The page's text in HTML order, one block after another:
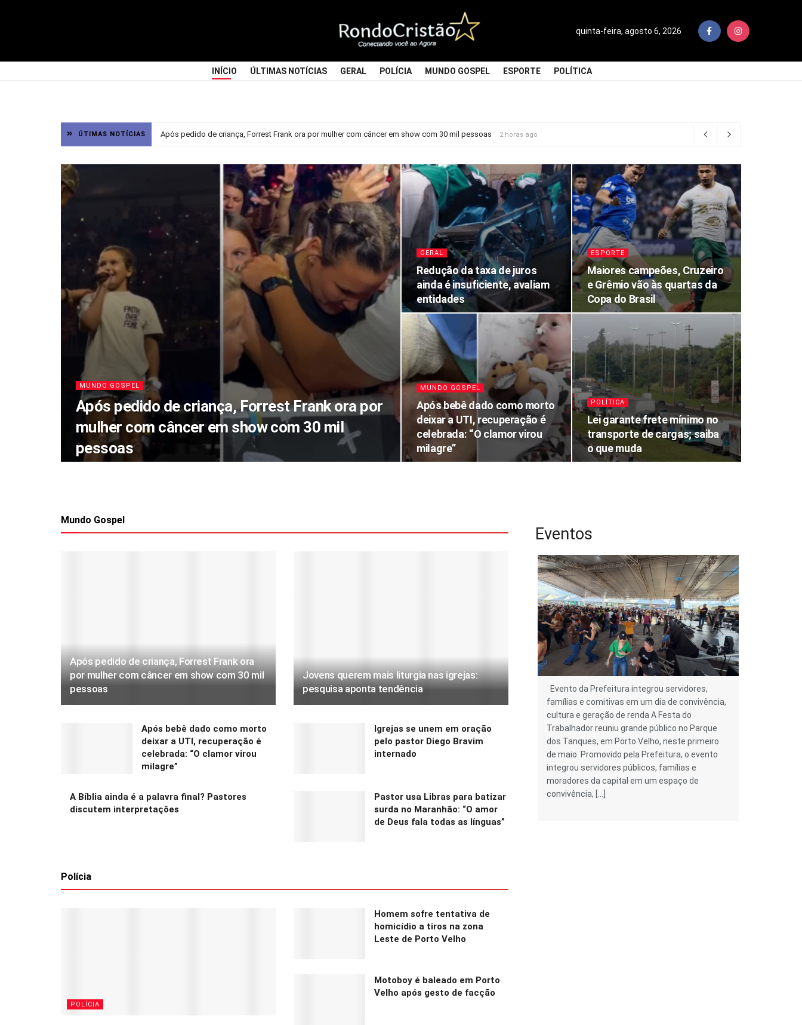
Rondocristao
quinta-feira, agosto 6, 2026
INÍCIO ÚLTIMAS NOTÍCIAS GERAL POLÍCIA MUNDO GOSPEL ESPORTE POLÍTICA
ÚTIMAS NOTÍCIAS Após pedido de criança, Forrest Frank ora por mulher com câncer em show com 30 mil pessoas 2 horas ago
MUNDO GOSPEL
Após pedido de criança, Forrest Frank ora por
mulher com câncer em show com 30 mil
pessoas
GERAL
Redução da taxa de juros
ainda é insuficiente, avaliam
entidades
ESPORTE
Maiores campeões, Cruzeiro
e Grêmio vão às quartas da
Copa do Brasil
MUNDO GOSPEL
Após bebê dado como morto
deixar a UTI, recuperação é
celebrada: “O clamor virou
milagre”
POLÍTICA
Lei garante frete mínimo no
transporte de cargas; saiba
o que muda
Mundo Gospel
Após pedido de criança, Forrest Frank ora
por mulher com câncer em show com 30 mil
pessoas
Jovens querem mais liturgia nas igrejas:
pesquisa aponta tendência
Após bebê dado como morto
deixar a UTI, recuperação é
celebrada: “O clamor virou
milagre”
Igrejas se unem em oração
pelo pastor Diego Bravim
internado
A Bíblia ainda é a palavra final? Pastores
discutem interpretações
Pastor usa Libras para batizar
surda no Maranhão: “O amor
de Deus fala todas as línguas”
Polícia
POLÍCIA
Homem sofre tentativa de
homicídio a tiros na zona
Leste de Porto Velho
Motoboy é baleado em Porto
Velho após gesto de facção
Eventos
Evento da Prefeitura integrou servidores,
famílias e comitivas em um dia de convivência,
cultura e geração de renda A Festa do
Trabalhador reuniu grande público no Parque
dos Tanques, em Porto Velho, neste primeiro
de maio. Promovido pela Prefeitura, o evento
integrou servidores públicos, famílias e
moradores da capital em um espaço de
convivência, […]